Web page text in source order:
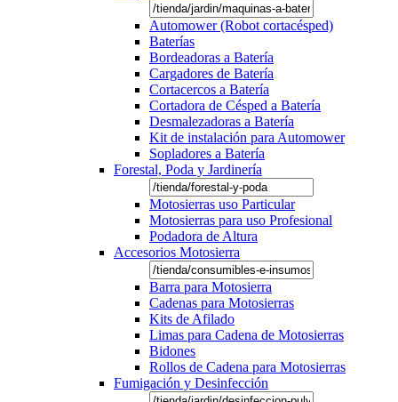
Automower (Robot cortacésped)
Baterías
Bordeadoras a Batería
Cargadores de Batería
Cortacercos a Batería
Cortadora de Césped a Batería
Desmalezadoras a Batería
Kit de instalación para Automower
Sopladores a Batería
Forestal, Poda y Jardinería
Motosierras uso Particular
Motosierras para uso Profesional
Podadora de Altura
Accesorios Motosierra
Barra para Motosierra
Cadenas para Motosierras
Kits de Afilado
Limas para Cadena de Motosierras
Bidones
Rollos de Cadena para Motosierras
Fumigación y Desinfección